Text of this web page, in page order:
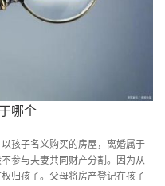
哪个
孩子名义购买的房屋，离婚属于
参与夫妻共同财产分割。因为从
归孩子。父母将房产登记在孩子